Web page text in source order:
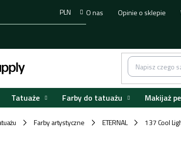
O nas Opinie o sklepie
PLN
Tatuaże Farby do tatuażu Makijaż
/ Farby artystyczne / ETERNAL / 137 Cool